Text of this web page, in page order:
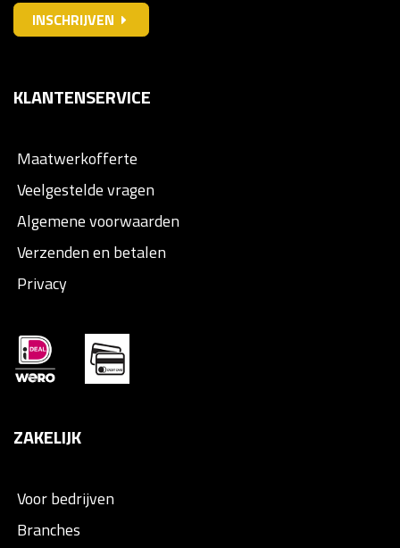
INSCHRIJVEN
KLANTENSERVICE
Maatwerkofferte
Veelgestelde vragen
Algemene voorwaarden
Verzenden en betalen
Privacy
ZAKELIJK
Voor bedrijven
Branches